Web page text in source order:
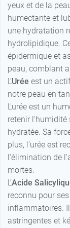
yeux et de la
humectante et
une hydratation
hydrolipidique.
épidermique et
peau, comblant
L’Urée est un
notre peau en
L'urée est un
retenir l'humidité
hydratée. Sa
plus, l'urée est
l'élimination de
mortes.
L’Acide
reconnu pour
inflammatoires.
astringentes et